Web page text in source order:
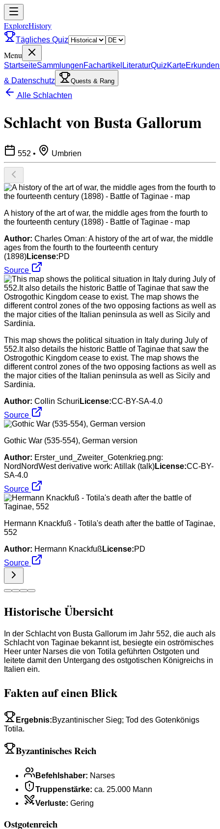
ExploreHistory
Tägliches Quiz
Menu
StartseiteSammlungenFachartikel LiteraturQuizKarteErkunden
& Datenschutz
Quests & Rang
Alle Schlachten
Schlacht von Busta Gallorum
552 • Umbrien
A history of the art of war, the middle ages from the fourth to
the fourteenth century (1898) - Battle of Taginae - map
Author: Charles Omanː A history of the art of war, the middle
ages from the fourth to the fourteenth century
(1898)License:PD
Source
This map shows the political situation in Italy during July of
552.It also details the historic Battle of Taginae that saw the
Ostrogothic Kingdom cease to exist. The map shows the
different control zones of the two opposing factions as well as
the major cities of the Italian peninsula as well as Sicily and
Sardinia.
Author: Collin Schuri License:CC-BY-SA-4.0
Source
Gothic War (535-554), German version
Author: Erster_und_Zweiter_Gotenkrieg.png:
NordNordWest derivative work: Atillak (talk)License:CC-BY-
SA-4.0
Source
Hermann Knackfuß - Totila's death after the battle of Taginae,
552
Author: Hermann Knackfuß License:PD
Source
Historische Übersicht
In der Schlacht von Busta Gallorum im Jahr 552, die auch als
Schlacht von Taginae bekannt ist, besiegte ein oströmisches
Heer unter Narses die von Totila geführten Ostgoten und
leitete damit den Untergang des ostgotischen Königreichs in
Italien ein.
Fakten auf einen Blick
Ergebnis:Byzantinischer Sieg; Tod des Gotenkönigs
Totila.
Byzantinisches Reich
Befehlshaber: Narses
Truppenstärke: ca. 25.000 Mann
Verluste: Gering
Ostgotenreich